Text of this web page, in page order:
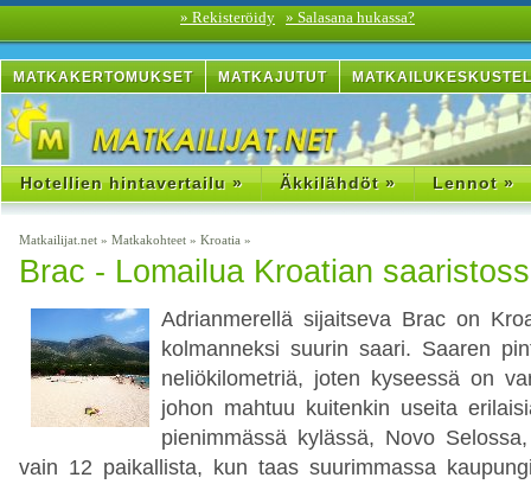
» Rekisteröidy » Salasana hukassa?
MATKAKERTOMUKSET MATKAJUTUT
Hotellien hintavertailu » Äkkilähdöt » Lennot »
Matkailijat.net » Matkakohteet » Kroatia »
Brac - Lomailua Kroatian
Adrianmerellä sijaitseva Brac on
kolmanneksi suurin saari. Saaren
neliökilometriä, joten kyseessä on
johon mahtuu kuitenkin useita
pienimmässä kylässä, Novo
vain 12 paikallista, kun taas suurimmassa